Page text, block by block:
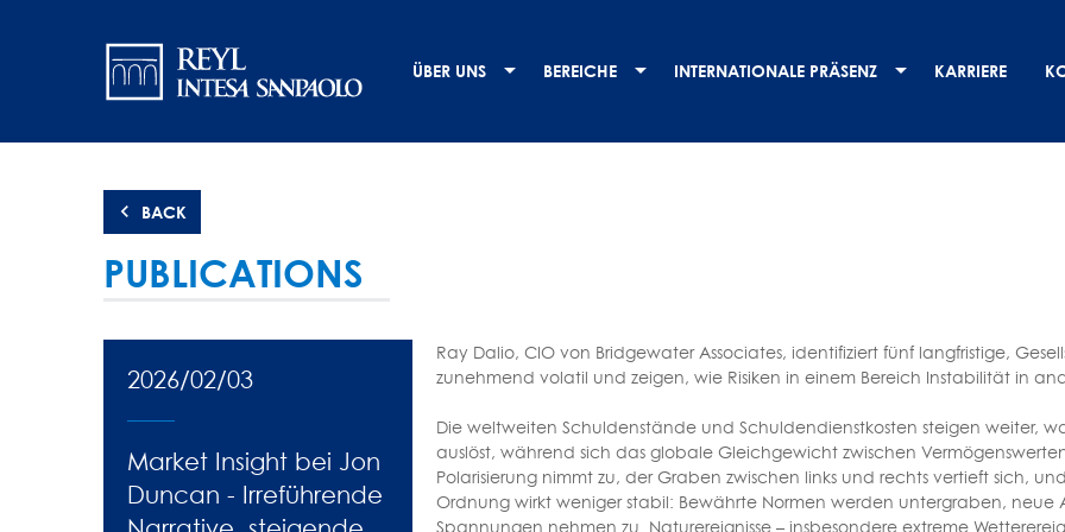
principale
ÜBER UNS BEREICHE INTERNATIONALE PRÄSENZ KARRIERE
BACK
PUBLICATIONS
2026/02/03
Market Insight bei Jon
Duncan - Irreführende
Ray Dalio, CIO von Bridgewater Associates, identifiziert fünf langfristige,
zunehmend volatil und zeigen, wie Risiken in einem Bereich Instabilität in
Die weltweiten Schuldenstände und Schuldendienstkosten steigen weiter,
auslöst, während sich das globale Gleichgewicht zwischen
Polarisierung nimmt zu, der Graben zwischen links und rechts vertieft sich,
Ordnung wirkt weniger stabil: Bewährte Normen werden untergraben,
Spannungen nehmen zu. Naturereignisse – insbesondere extreme